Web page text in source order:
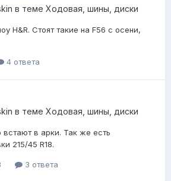
в теме Ходовая, шины, диски
H&R. Стоят такие на F56 с осени,
4 ответа
в теме Ходовая, шины, диски
встают в арки. Так же есть
215/45 R18.
3 ответа